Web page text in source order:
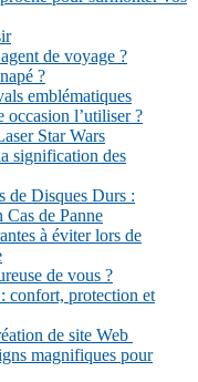
de voyage ?
?
emblématiques
l’utiliser ?
Star Wars
signification des
de Disques Durs :
Cas de Panne
à éviter lors de
de vous ?
confort, protection et
de site Web
magnifiques pour